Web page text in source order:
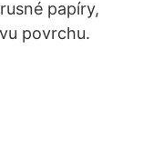
papíry,
povrchu.